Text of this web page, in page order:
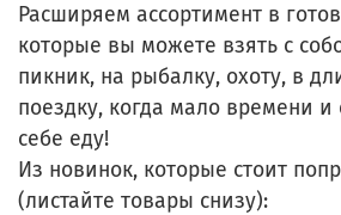
Расширяем ассортимент в
которые вы можете взять с
пикник, на рыбалку, охоту, в
поездку, когда мало времени и
себе еду!
Из новинок, которые стоит
(листайте товары снизу):